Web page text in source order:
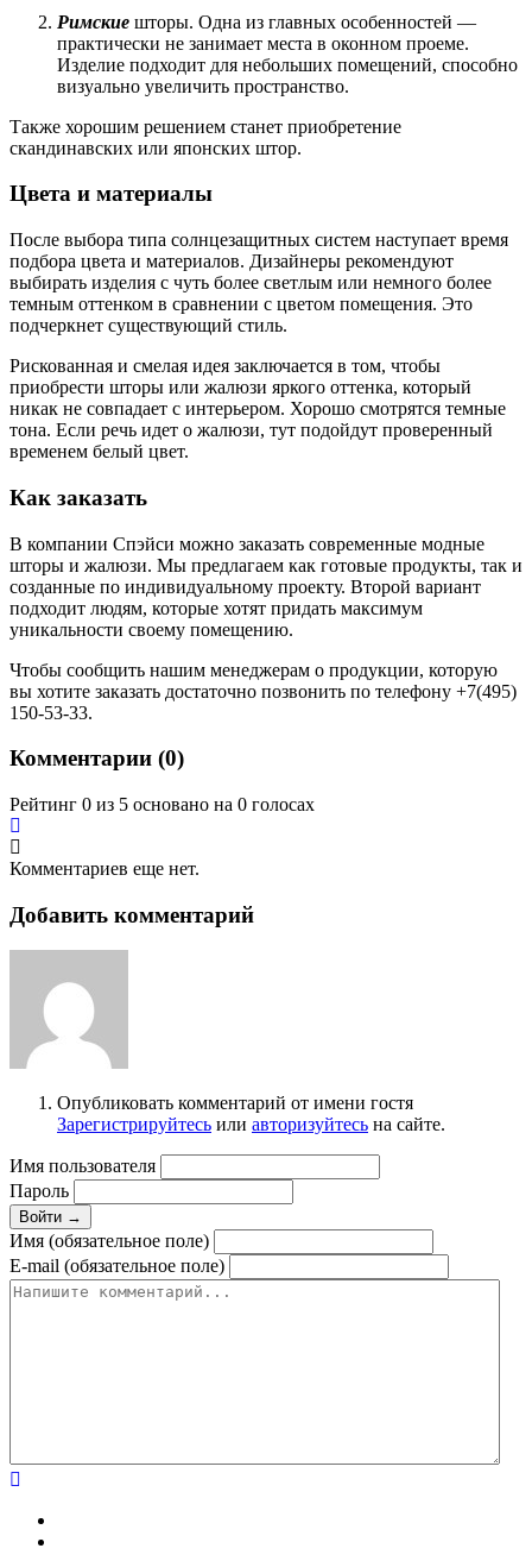
Римские шторы. Одна из главных особенностей —
практически не занимает места в оконном проеме.
Изделие подходит для небольших помещений, способно
визуально увеличить пространство.
Также хорошим решением станет приобретение
скандинавских или японских штор.
Цвета и материалы
После выбора типа солнцезащитных систем наступает время
подбора цвета и материалов. Дизайнеры рекомендуют
выбирать изделия с чуть более светлым или немного более
темным оттенком в сравнении с цветом помещения. Это
подчеркнет существующий стиль.
Рискованная и смелая идея заключается в том, чтобы
приобрести шторы или жалюзи яркого оттенка, который
никак не совпадает с интерьером. Хорошо смотрятся темные
тона. Если речь идет о жалюзи, тут подойдут проверенный
временем белый цвет.
Как заказать
В компании Спэйси можно заказать современные модные
шторы и жалюзи. Мы предлагаем как готовые продукты, так и
созданные по индивидуальному проекту. Второй вариант
подходит людям, которые хотят придать максимум
уникальности своему помещению.
Чтобы сообщить нашим менеджерам о продукции, которую
вы хотите заказать достаточно позвонить по телефону +7(495)
150-53-33.
Комментарии (0)
Рейтинг 0 из 5 основано на 0 голосах
Комментариев еще нет.
Добавить комментарий
Опубликовать комментарий от имени гостя
Зарегистрируйтесь или авторизуйтесь на сайте.
Имя пользователя
Пароль
Войти →
Имя (обязательное поле)
E-mail (обязательное поле)